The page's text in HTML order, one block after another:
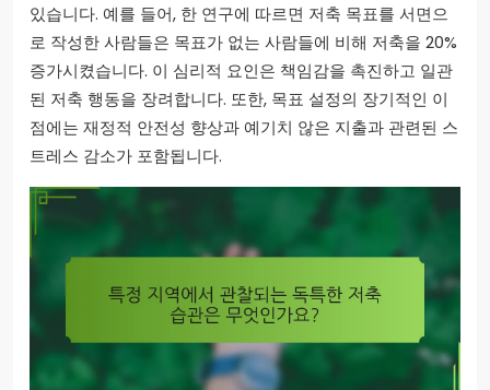
있습니다. 예를 들어, 한 연구에 따르면 저축 목표를 서면으
로 작성한 사람들은 목표가 없는 사람들에 비해 저축을 20%
증가시켰습니다. 이 심리적 요인은 책임감을 촉진하고 일관
된 저축 행동을 장려합니다. 또한, 목표 설정의 장기적인 이
점에는 재정적 안전성 향상과 예기치 않은 지출과 관련된 스
트레스 감소가 포함됩니다.